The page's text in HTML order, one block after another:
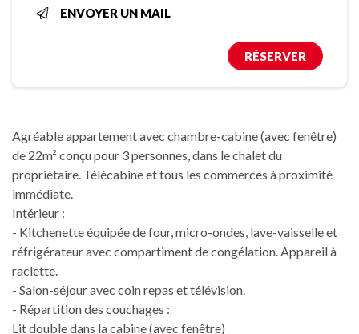
ENVOYER UN MAIL
RÉSERVER
Agréable appartement avec chambre-cabine (avec fenêtre)
de 22m² conçu pour 3 personnes, dans le chalet du
propriétaire. Télécabine et tous les commerces à proximité
immédiate.
Intérieur :
- Kitchenette équipée de four, micro-ondes, lave-vaisselle et
réfrigérateur avec compartiment de congélation. Appareil à
raclette.
- Salon-séjour avec coin repas et télévision.
- Répartition des couchages :
Lit double dans la cabine (avec fenêtre)